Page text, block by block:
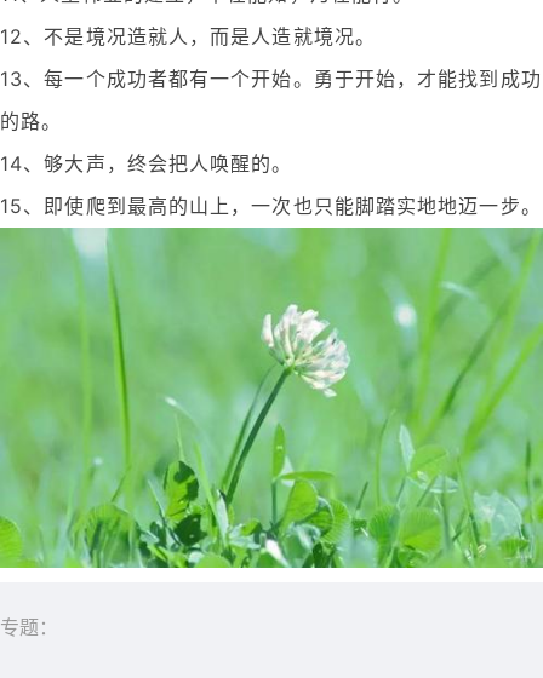
12、不是境况造就人，而是人造就境况。
13、每一个成功者都有一个开始。勇于开始，才能找到成功
的路。
14、够大声，终会把人唤醒的。
15、即使爬到最高的山上，一次也只能脚踏实地地迈一步。
专题：